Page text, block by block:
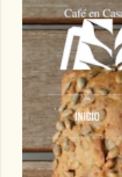
t
r
a
d
a
s